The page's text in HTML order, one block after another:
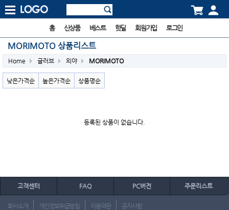
홈 신상품 베스트 핫딜 회원가입 로그인
MORIMOTO 상품리스트
Home 글러브 외야 MORIMOTO
낮은가격순 높은가격순 상품명순
등록된 상품이 없습니다.
고객센터 FAQ PC버전 주문리스트
회사소개 개인정보취급방침 이용약관 공지사항